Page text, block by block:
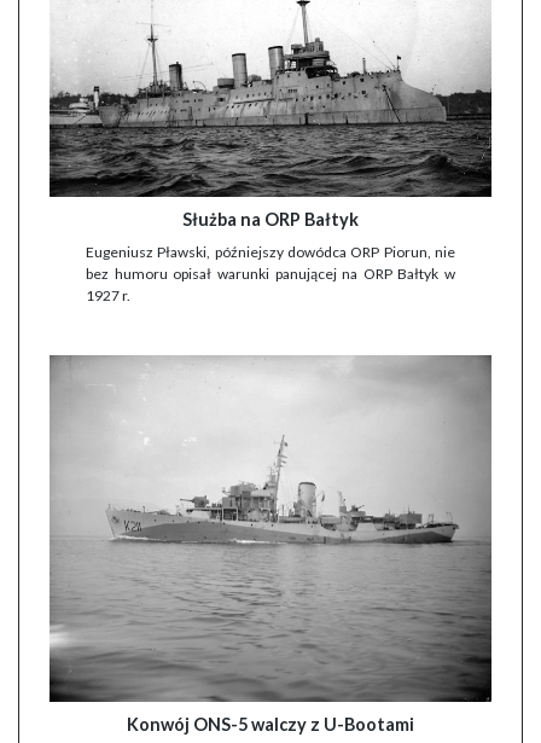
Służba na ORP Bałtyk
Eugeniusz Pławski, późniejszy dowódca ORP Piorun, nie
bez humoru opisał warunki panującej na ORP Bałtyk w
1927 r.
Konwój ONS-5 walczy z U-Bootami